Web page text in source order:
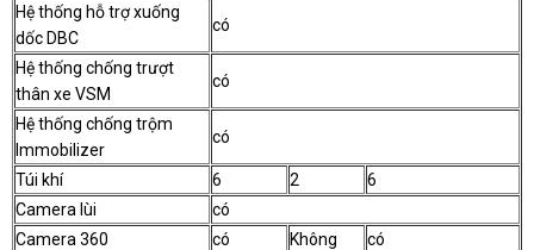
Hệ thống hỗ trợ xuống
dốc DBC
có
Hệ thống chống trượt
thân xe VSM
có
Hệ thống chống trộm
Immobilizer
có
Túi khí 6 2
6
Camera lùi
có
Camera 360
có Không
có